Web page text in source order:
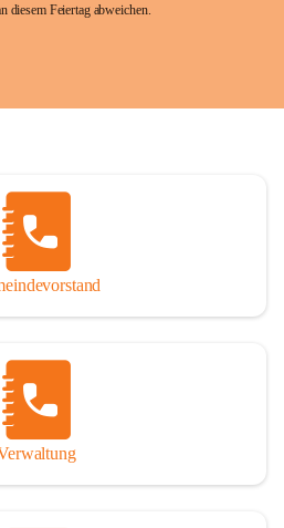
diesem Feiertag abweichen.